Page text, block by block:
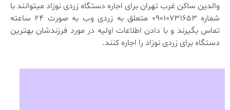
والدین ساکن غرب تهران برای اجاره دستگاه زردی نوزاد میتوانند با
شماره 09010731653 متعلق به زردی وب به صورت 24 ساعته
تماس بگیرند و با دادن اطلاعات اولیه در مورد فرزندشان بهترین
دستگاه برای زردی نوزاد را اجاره کنند.